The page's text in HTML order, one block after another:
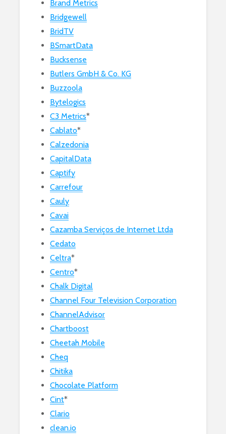
Brand Metrics
Bridgewell
BridTV
BSmartData
Bucksense
Butlers GmbH & Co. KG
Buzzoola
Bytelogics
C3 Metrics*
Cablato*
Calzedonia
CapitalData
Captify
Carrefour
Cauly
Cavai
Cazamba Serviços de Internet Ltda
Cedato
Celtra*
Centro*
Chalk Digital
Channel Four Television Corporation
ChannelAdvisor
Chartboost
Cheetah Mobile
Cheq
Chitika
Chocolate Platform
Cint*
Clario
clean.io